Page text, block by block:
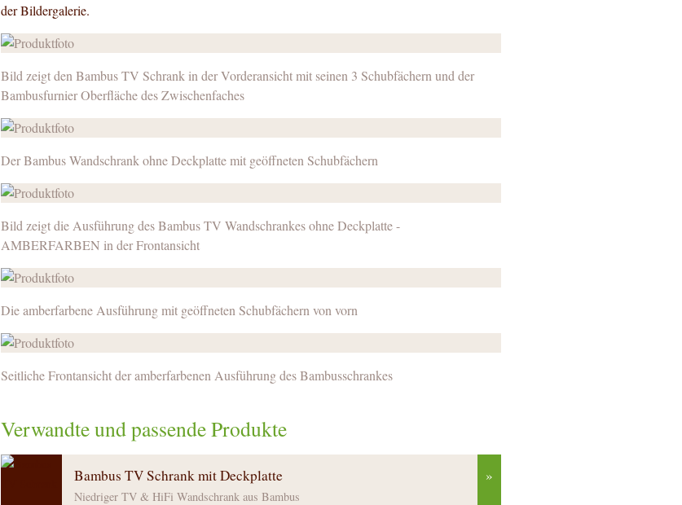
der Bildergalerie.
Bild zeigt den Bambus TV Schrank in der Vorderansicht mit seinen 3 Schubfächern und der
Bambusfurnier Oberfläche des Zwischenfaches
Der Bambus Wandschrank ohne Deckplatte mit geöffneten Schubfächern
Bild zeigt die Ausführung des Bambus TV Wandschrankes ohne Deckplatte -
AMBERFARBEN in der Frontansicht
Die amberfarbene Ausführung mit geöffneten Schubfächern von vorn
Seitliche Frontansicht der amberfarbenen Ausführung des Bambusschrankes
Verwandte und passende Produkte
Bambus TV Schrank mit Deckplatte
Niedriger TV & HiFi Wandschrank aus Bambus
»